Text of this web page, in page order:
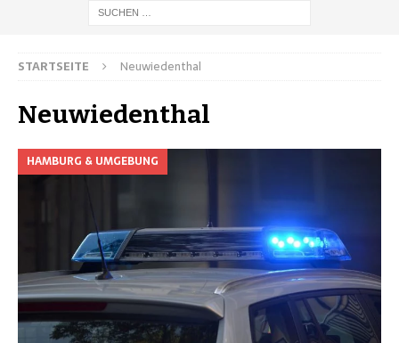
STARTSEITE Neuwiedenthal
Neuwiedenthal
HAMBURG & UMGEBUNG